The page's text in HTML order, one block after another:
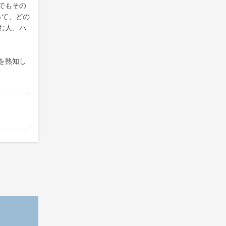
もその
、どの
人、ハ
熟知し